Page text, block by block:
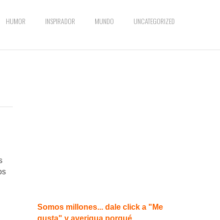
HUMOR INSPIRADOR MUNDO UNCATEGORIZED
Somos millones... dale click a "Me
gusta" y averigua porqué